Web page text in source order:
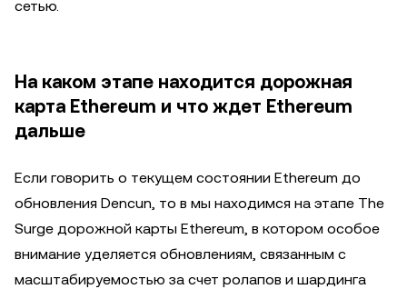
сетью.
На каком этапе находится дорожная
карта Ethereum и что ждет Ethereum
дальше
Если говорить о текущем состоянии Ethereum до
обновления Dencun, то в мы находимся на этапе The
Surge дорожной карты Ethereum, в котором особое
внимание уделяется обновлениям, связанным с
масштабируемостью за счет ролапов и шардинга